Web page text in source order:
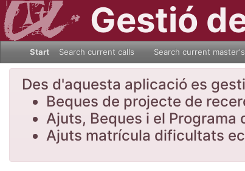
Gestió
Start Search current calls Search current
Des d'aquesta aplicació es
Beques de projecte de
Ajuts, Beques i el
Ajuts matrícula dificultats